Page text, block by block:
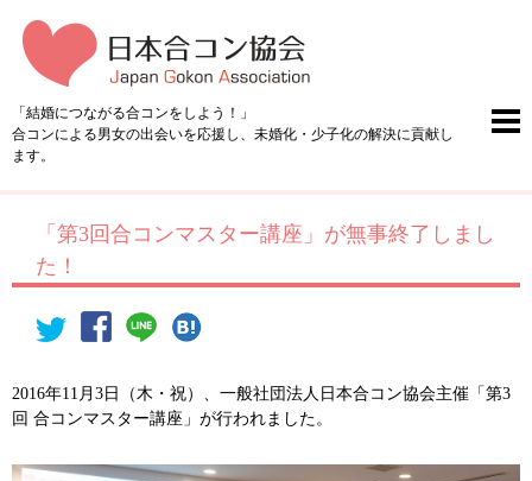
「結婚につながる合コンをしよう！」
合コンによる男女の出会いを応援し、未婚化・少子化の解決に貢献し
ます。
「第3回合コンマスター講座」が無事終了しまし
た！
2016年11月3日（木・祝）、一般社団法人日本合コン協会主催「第3
回 合コンマスター講座」が行われました。